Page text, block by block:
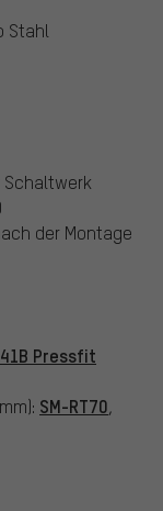
Stahl
Schaltwerk
der Montage
Pressfit
SM-RT70,